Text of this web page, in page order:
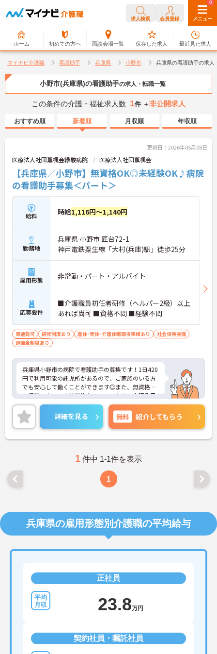
求人検索 会員登録 メニュー
ホーム 初めての方へ 面談会場一覧
0
保存した求人
0
最近見た求人
マイナビ介護職 看護助手 兵庫県 小野市 兵庫県の看護助手の求人
小野市(兵庫県)の看護助手の求人・転職一覧
この条件の介護・福祉求人数 1件 ＋非公開求人
おすすめ順 新着順 月収順 年収順
更新日：2026年05月08日
医療法人社団薫楓会緑駿病院 医療法人社団薫楓会
【兵庫県／小野市】無資格OK◎未経験OK♪病院
の看護助手募集＜パート＞
給料 時給1,116円～1,140円
勤務地
兵庫県 小野市 匠台72-1
神戸電鉄粟生線「大村(兵庫)駅」徒歩25分
雇用形態 非常勤・パート・アルバイト
応募要件
■介護職員初任者研修（ヘルパー2級）以上
あれば尚可 ■資格不問 ■経験不問
車通勤可 研修制度あり 産休･育休･介護休暇取得実績あり
社会保険完備
退職金制度あり
兵庫県小野市の病院で看護助手の募集です！1日420
円で利用可能の託児所があるので、ご家族のいる方
でも安心して働くことができます◎また、無資格、
未経験の方でも応募可能なので、これから介護業界
に挑戦したいという方にピッタリの職場です♪ご興
味のある方は、面接ポイントをお伝えしますので、
お気軽にご連絡ください。
詳細を見る 無料 紹介してもらう
1 件中 1-1件を表示
1
兵庫県の雇用形態別介護職の平均給与
正社員
23.8万円
契約社員・嘱託社員